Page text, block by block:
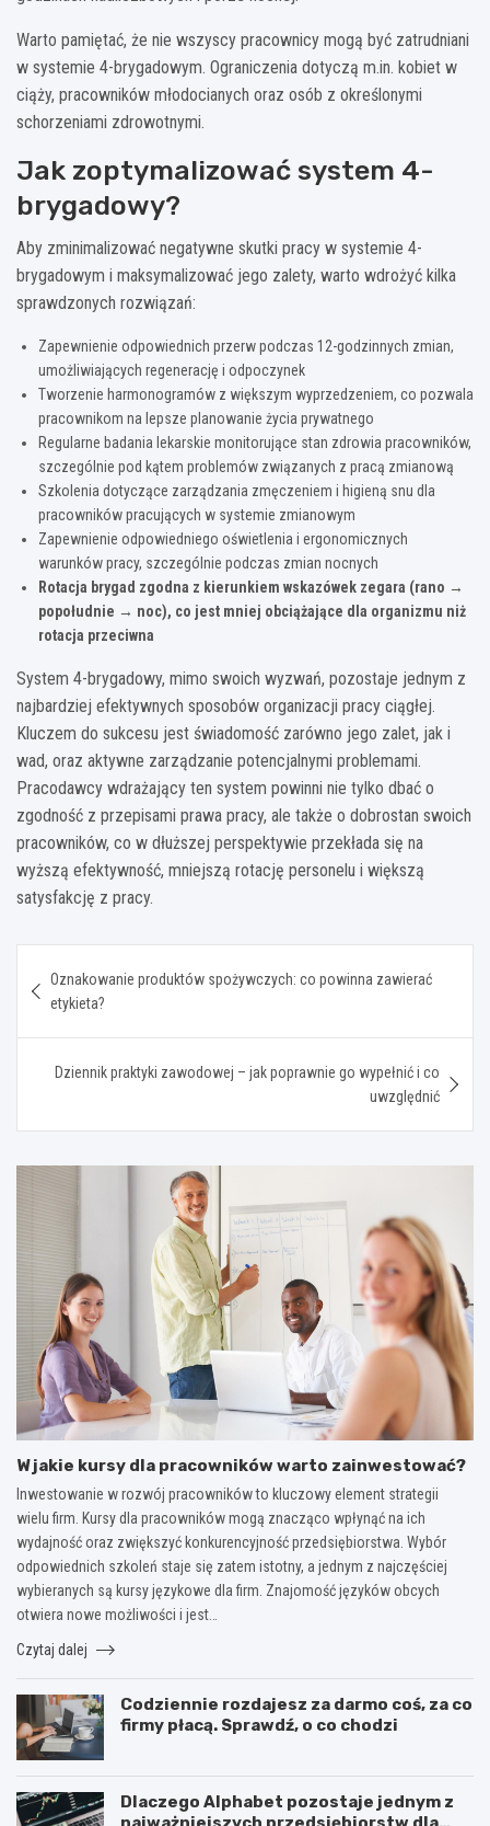
Warto pamiętać, że nie wszyscy pracownicy mogą być zatrudniani
w systemie 4-brygadowym. Ograniczenia dotyczą m.in. kobiet w
ciąży, pracowników młodocianych oraz osób z określonymi
schorzeniami zdrowotnymi.
Jak zoptymalizować system 4-
brygadowy?
Aby zminimalizować negatywne skutki pracy w systemie 4-
brygadowym i maksymalizować jego zalety, warto wdrożyć kilka
sprawdzonych rozwiązań:
Zapewnienie odpowiednich przerw podczas 12-godzinnych zmian,
umożliwiających regenerację i odpoczynek
Tworzenie harmonogramów z większym wyprzedzeniem, co pozwala
pracownikom na lepsze planowanie życia prywatnego
Regularne badania lekarskie monitorujące stan zdrowia pracowników,
szczególnie pod kątem problemów związanych z pracą zmianową
Szkolenia dotyczące zarządzania zmęczeniem i higieną snu dla
pracowników pracujących w systemie zmianowym
Zapewnienie odpowiedniego oświetlenia i ergonomicznych
warunków pracy, szczególnie podczas zmian nocnych
Rotacja brygad zgodna z kierunkiem wskazówek zegara (rano →
popołudnie → noc), co jest mniej obciążające dla organizmu niż
rotacja przeciwna
System 4-brygadowy, mimo swoich wyzwań, pozostaje jednym z
najbardziej efektywnych sposobów organizacji pracy ciągłej.
Kluczem do sukcesu jest świadomość zarówno jego zalet, jak i
wad, oraz aktywne zarządzanie potencjalnymi problemami.
Pracodawcy wdrażający ten system powinni nie tylko dbać o
zgodność z przepisami prawa pracy, ale także o dobrostan swoich
pracowników, co w dłuższej perspektywie przekłada się na
wyższą efektywność, mniejszą rotację personelu i większą
satysfakcję z pracy.
wpisu
Oznakowanie produktów spożywczych: co powinna zawierać
etykieta?
Dziennik praktyki zawodowej – jak poprawnie go wypełnić i co
uwzględnić
W jakie kursy dla pracowników warto zainwestować?
Inwestowanie w rozwój pracowników to kluczowy element strategii
wielu firm. Kursy dla pracowników mogą znacząco wpłynąć na ich
wydajność oraz zwiększyć konkurencyjność przedsiębiorstwa. Wybór
odpowiednich szkoleń staje się zatem istotny, a jednym z najczęściej
wybieranych są kursy językowe dla firm. Znajomość języków obcych
otwiera nowe możliwości i jest…
Czytaj dalej
Codziennie rozdajesz za darmo coś, za co
firmy płacą. Sprawdź, o co chodzi
Dlaczego Alphabet pozostaje jednym z